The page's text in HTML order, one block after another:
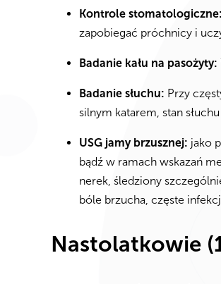
Kontrole stomatologiczne:
zapobiegać próchnicy i
Badanie kału na pasożyty:
Badanie słuchu: Przy
silnym katarem, stan
USG jamy brzusznej: jako
bądź w ramach wskazań
nerek, śledziony
bóle brzucha, częste
Nastolatkowie